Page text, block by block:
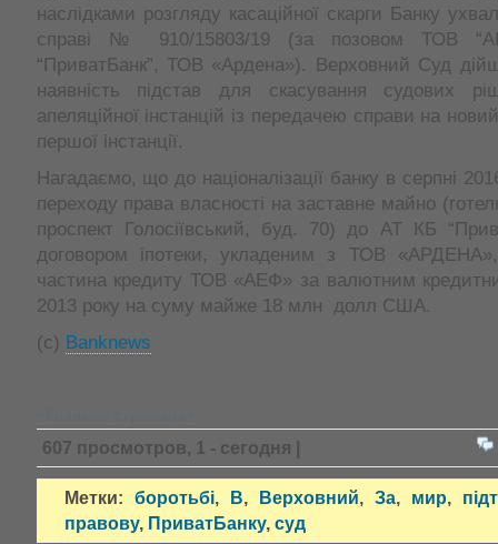
наслідками розгляду касаційної скарги Банку
справі № 910/15803/19 (за позовом ТОВ
“ПриватБанк”, ТОВ «Ардена»). Верховний Суд
наявність підстав для скасування судових
апеляційної інстанцій із передачею справи на
першої інстанції.
Нагадаємо, що до націоналізації банку в серпні
переходу права власності на заставне майно
проспект Голосіївський, буд. 70) до АТ КБ
договором іпотеки, укладеним з ТОВ
частина кредиту ТОВ «АЕФ» за валютним
2013 року на суму майже 18 млн долл США.
(c) Banknews
607 просмотров, 1 - сегодня |
Метки: боротьбі, В, Верховний, За, мир,
правову, ПриватБанку, суд